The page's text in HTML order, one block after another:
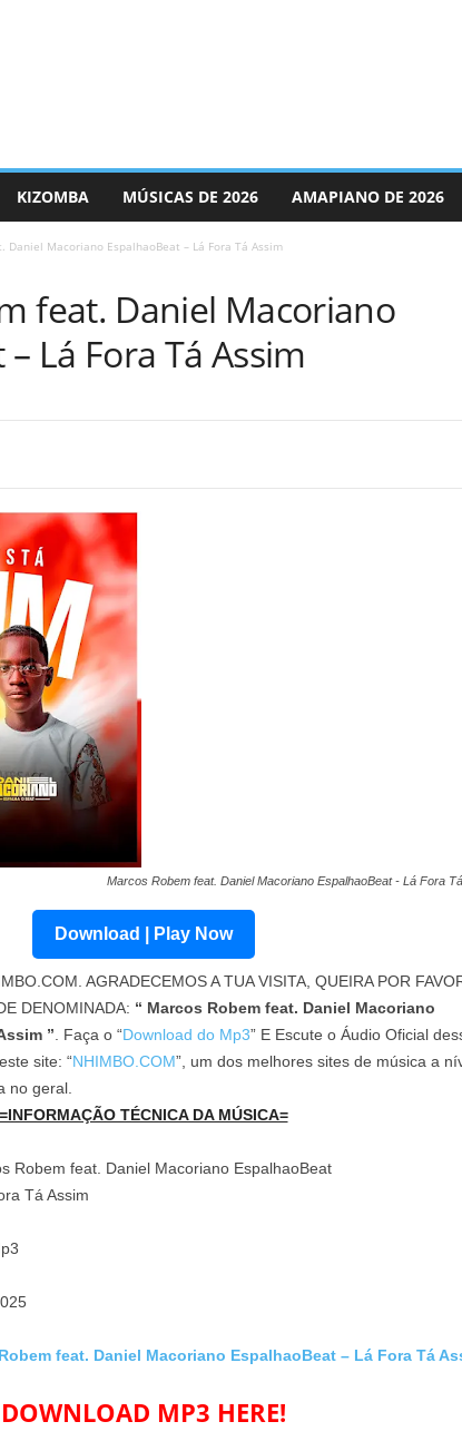
KIZOMBA MÚSICAS DE 2026 AMAPIANO DE 2026
Daniel Macoriano EspalhaoBeat – Lá Fora Tá Assim
feat. Daniel Macoriano
Lá Fora Tá Assim
Marcos Robem feat. Daniel Macoriano EspalhaoBeat - Lá Fora
Download | Play Now
AGRADECEMOS A TUA VISITA, QUEIRA POR
DENOMINADA: “ Marcos Robem feat. Daniel Macoriano
” . Faça o “Download do Mp3” E Escute o Áudio Oficial
site: “NHIMBO.COM”, um dos melhores sites de música a
no geral.
=INFORMAÇÃO TÉCNICA DA MÚSICA=
Robem feat. Daniel Macoriano EspalhaoBeat
Tá Assim
feat. Daniel Macoriano EspalhaoBeat – Lá Fora Tá
DOWNLOAD MP3 HERE!